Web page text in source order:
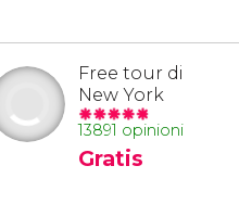
Free tour di
New York
13891 opinioni
Gratis